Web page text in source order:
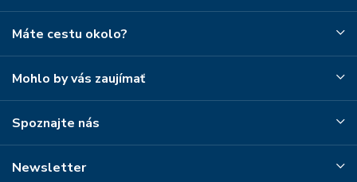
Máte cestu okolo?
Mohlo by vás zaujímať
Spoznajte nás
Newsletter